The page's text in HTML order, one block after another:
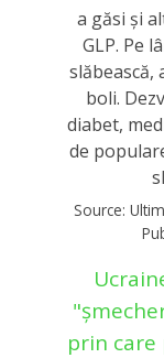
a găsi și
GLP. Pe
slăbească,
boli.
diabet,
de
Source:
prin care